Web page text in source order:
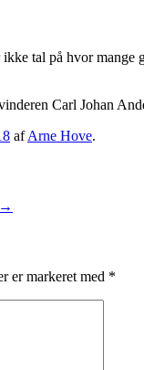
tal på hvor
Carl Johan
afArne Hove.
→
er markeret med *